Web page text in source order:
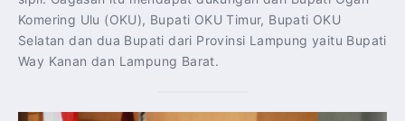
Komering Ulu (OKU), Bupati OKU Timur, Bupati OKU
Selatan dan dua Bupati dari Provinsi Lampung yaitu Bupati
Way Kanan dan Lampung Barat.